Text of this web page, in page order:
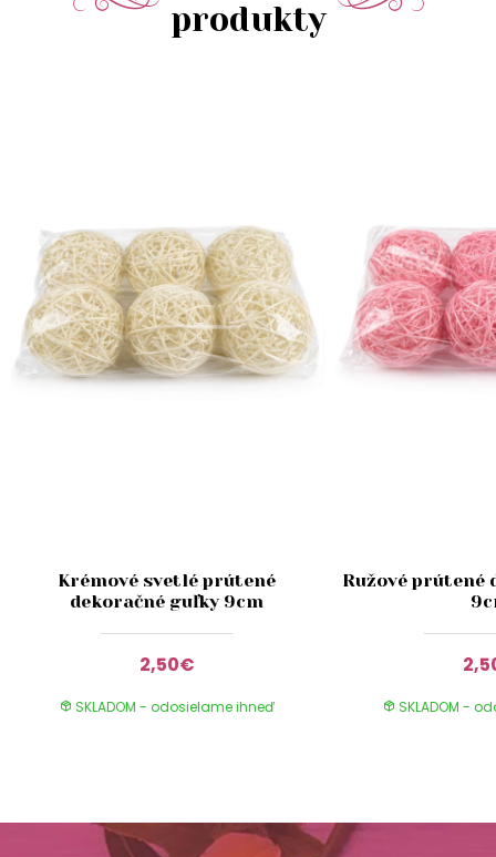
produkty
Krémové svetlé prútené
dekoračné guľky 9cm
2,50€
SKLADOM - odosielame ihneď
Ružové prútené
SKLADOM -